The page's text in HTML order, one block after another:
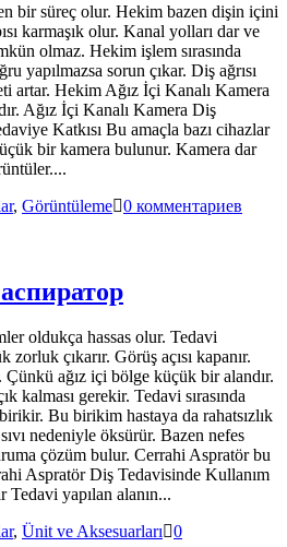
bir süreç olur. Hekim bazen dişin içini
karmaşık olur. Kanal yolları dar ve
olmaz. Hekim işlem sırasında
yapılmazsa sorun çıkar. Diş ağrısı
artar. Hekim Ağız İçi Kanalı Kamera
Ağız İçi Kanalı Kamera Diş
Katkısı Bu amaçla bazı cihazlar
bir kamera bulunur. Kamera dar
, Görüntüleme 0 комментариев
oldukça hassas olur. Tedavi
zorluk çıkarır. Görüş açısı kapanır.
Çünkü ağız içi bölge küçük bir alandır.
kalması gerekir. Tedavi sırasında
Bu birikim hastaya da rahatsızlık
nedeniyle öksürür. Bazen nefes
çözüm bulur. Cerrahi Aspratör bu
Aspratör Diş Tedavisinde Kullanım
Tedavi yapılan alanın...
, Ünit ve Aksesuarları 0